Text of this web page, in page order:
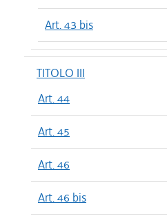
Art. 43 bis
TITOLO III
Art. 44
Art. 45
Art. 46
Art. 46 bis